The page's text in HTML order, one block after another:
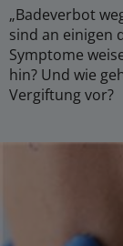
„Badeverbot
sind an einigen
Symptome
hin? Und wie
Vergiftung vor?